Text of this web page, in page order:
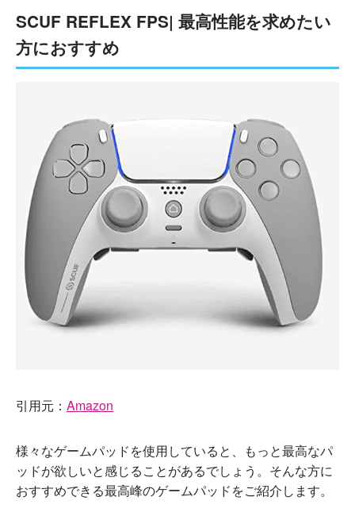
SCUF REFLEX FPS| 最高性能を求めたい
方におすすめ
引用元： Amazon
様々なゲームパッドを使用していると、もっと最高なパ
ッドが欲しいと感じることがあるでしょう。そんな方に
おすすめできる最高峰のゲームパッドをご紹介します。